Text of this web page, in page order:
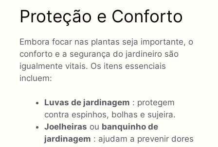
Proteção e Conforto
Embora focar nas plantas seja importante, o
conforto e a segurança do jardineiro são
igualmente vitais. Os itens essenciais
incluem:
Luvas de jardinagem : protegem
contra espinhos, bolhas e sujeira.
Joelheiras ou banquinho de
jardinagem : ajudam a prevenir dores